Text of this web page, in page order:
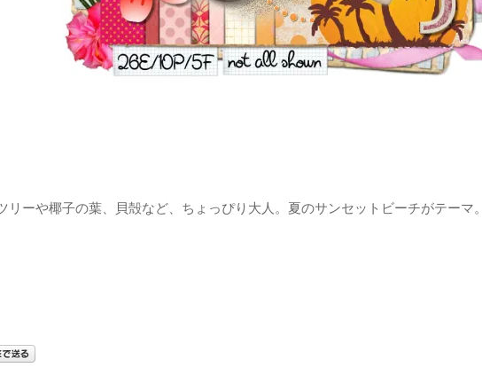
リーや椰子の葉、貝殻など、ちょっぴり大人。夏のサンセットビーチがテーマ